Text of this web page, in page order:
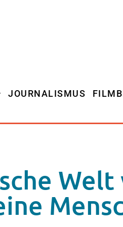
JOURNALISMUS
Welt